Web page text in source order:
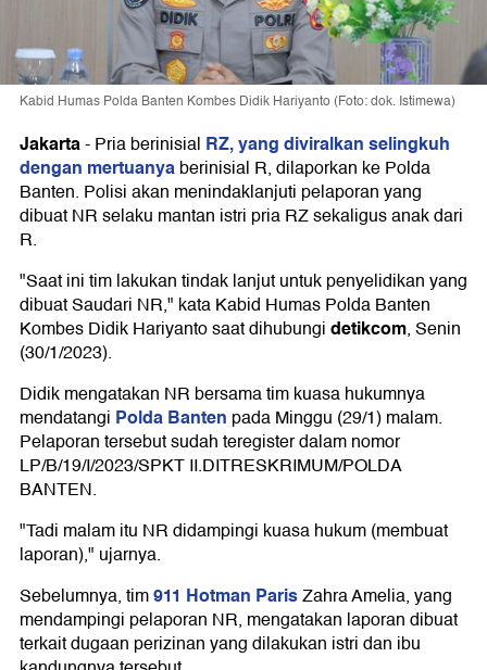
Kabid Humas Polda Banten Kombes Didik Hariyanto (Foto: dok. Istimewa)
Jakarta-Pria berinisial RZ, yang diviralkan selingkuh
dengan mertuanyaberinisial R, dilaporkan ke Polda
Banten. Polisi akan menindaklanjuti pelaporan yang
dibuat NR selaku mantan istri pria RZ sekaligus anak dari
R.
"Saat ini tim lakukan tindak lanjut untuk penyelidikan yang
dibuat Saudari NR," kata Kabid Humas Polda Banten
Kombes Didik Hariyanto saat dihubungidetikcom, Senin
(30/1/2023).
Didik mengatakan NR bersama tim kuasa hukumnya
mendatangi Polda Banten pada Minggu (29/1) malam.
Pelaporan tersebut sudah teregister dalam nomor
LP/B/19/I/2023/SPKT II.DITRESKRIMUM/POLDA
BANTEN.
"Tadi malam itu NR didampingi kuasa hukum (membuat
laporan)," ujarnya.
Sebelumnya, tim911 Hotman ParisZahra Amelia, yang
mendampingi pelaporan NR, mengatakan laporan dibuat
terkait dugaan perizinan yang dilakukan istri dan ibu